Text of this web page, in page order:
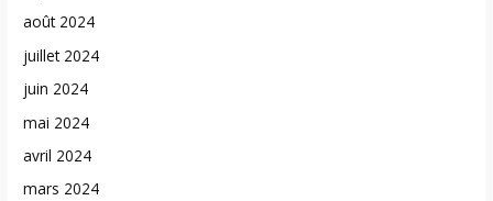
août 2024
juillet 2024
juin 2024
mai 2024
avril 2024
mars 2024